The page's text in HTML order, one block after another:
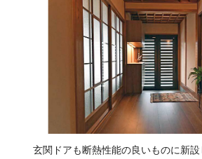
玄関ドアも断熱性能の良いものに新